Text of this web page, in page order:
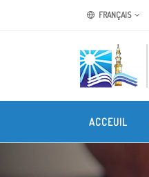
FRANÇAIS
ACCEUIL